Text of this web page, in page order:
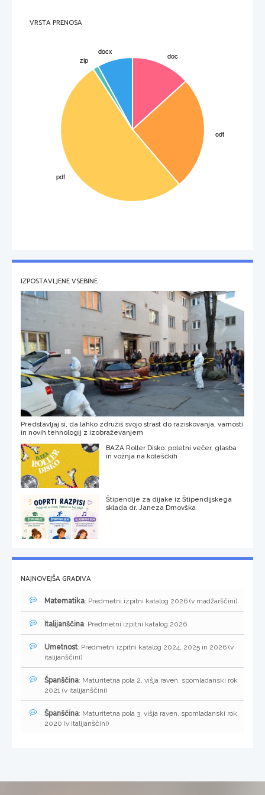
VRSTA PRENOSA
IZPOSTAVLJENE VSEBINE
Predstavljaj si, da lahko združiš svojo strast do raziskovanja, varnosti
in novih tehnologij z izobraževanjem
BAZA Roller Disko: poletni večer, glasba
in vožnja na koleščkih
Štipendije za dijake iz Štipendijskega
sklada dr. Janeza Drnovška
NAJNOVEJŠA GRADIVA
Matematika: Predmetni izpitni katalog 2026 (v madžarščini)
Italijanščina: Predmetni izpitni katalog 2026
Umetnost: Predmetni izpitni katalog 2024, 2025 in 2026 (v
italijanščini)
Španščina: Maturitetna pola 2, višja raven, spomladanski rok
2021 (v italijanščini)
Španščina: Maturitetna pola 3, višja raven, spomladanski rok
2020 (v italijanščini)